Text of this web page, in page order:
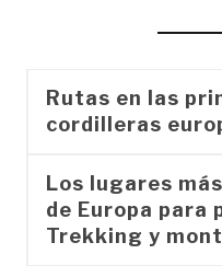
Rutas en las
cordilleras
Los lugares
de Europa para
Trekking y